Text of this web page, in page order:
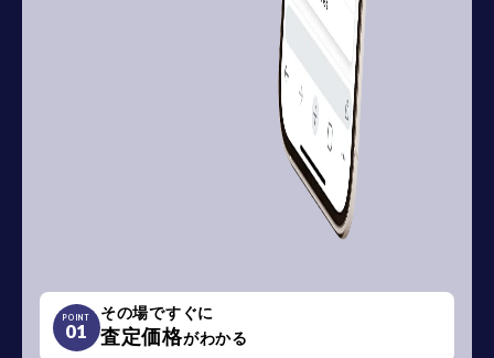
POINT
01
その場ですぐに
査定価格がわかる